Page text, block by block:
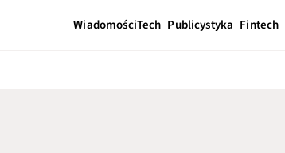
WiadomościTech Publicystyka Fintech